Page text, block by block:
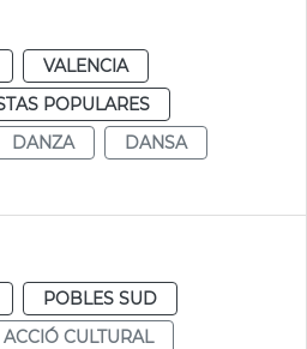
VALENCIA
POPULARES
DANZA
DANSA
POBLES SUD
ACCIÓ CULTURAL